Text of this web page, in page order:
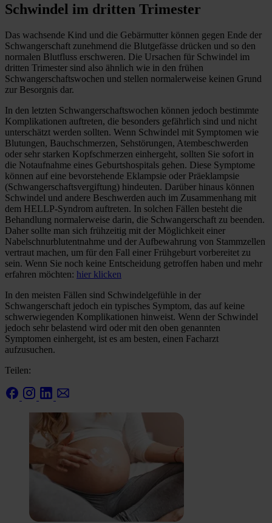
Schwindel im dritten Trimester
Das wachsende Kind und die Gebärmutter können gegen Ende der
Schwangerschaft zunehmend die Blutgefässe drücken und so den
normalen Blutfluss erschweren. Die Ursachen für Schwindel im
dritten Trimester sind also ähnlich wie in den frühen
Schwangerschaftswochen und stellen normalerweise keinen Grund
zur Besorgnis dar.
In den letzten Schwangerschaftswochen können jedoch bestimmte
Komplikationen auftreten, die besonders gefährlich sind und nicht
unterschätzt werden sollten. Wenn Schwindel mit Symptomen wie
Blutungen, Bauchschmerzen, Sehstörungen, Atembeschwerden
oder sehr starken Kopfschmerzen einhergeht, sollten Sie sofort in
die Notaufnahme eines Geburtshospitals gehen. Diese Symptome
können auf eine bevorstehende Eklampsie oder Präeklampsie
(Schwangerschaftsvergiftung) hindeuten. Darüber hinaus können
Schwindel und andere Beschwerden auch im Zusammenhang mit
dem HELLP-Syndrom auftreten. In solchen Fällen besteht die
Behandlung normalerweise darin, die Schwangerschaft zu beenden.
Daher sollte man sich frühzeitig mit der Möglichkeit einer
Nabelschnurblutentnahme und der Aufbewahrung von Stammzellen
vertraut machen, um für den Fall einer Frühgeburt vorbereitet zu
sein. Wenn Sie noch keine Entscheidung getroffen haben und mehr
erfahren möchten: hier klicken
In den meisten Fällen sind Schwindelgefühle in der
Schwangerschaft jedoch ein typisches Symptom, das auf keine
schwerwiegenden Komplikationen hinweist. Wenn der Schwindel
jedoch sehr belastend wird oder mit den oben genannten
Symptomen einhergeht, ist es am besten, einen Facharzt
aufzusuchen.
Teilen: